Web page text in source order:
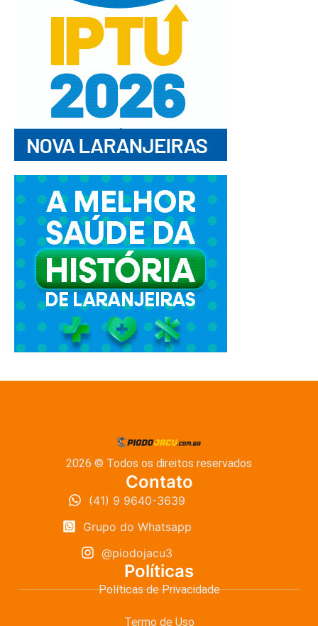
2026 © Todos os direitos reservados
Contato
(41) 9 9640-3639
Grupo do Whatsapp
@piodojacu3
Políticas
Políticas de Privacidade
Termo de Uso